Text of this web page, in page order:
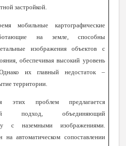
застройкой.
мобильные картографические
на земле, способны
изображения объектов с
обеспечивая высокий уровень
их главный недостаток –
территории.
этих проблем предлагается
подход, объединяющий
с наземными изображениями.
на автоматическом сопоставлении